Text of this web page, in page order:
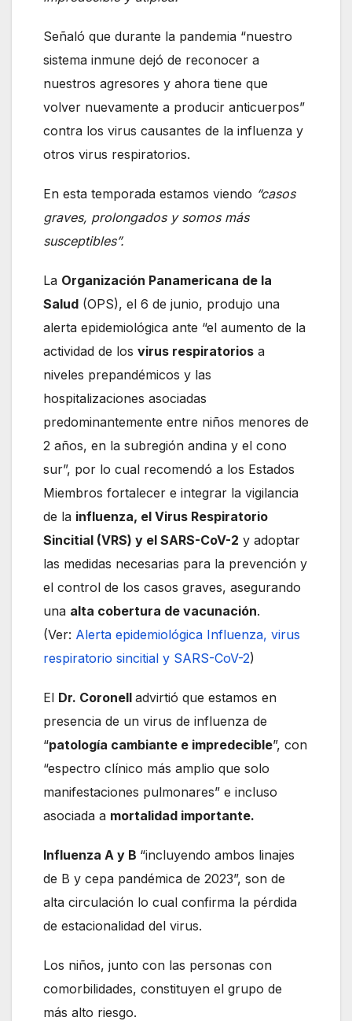
Señaló que durante la pandemia “nuestro
sistema inmune dejó de reconocer a
nuestros agresores y ahora tiene que
volver nuevamente a producir anticuerpos”
contra los virus causantes de la influenza y
otros virus respiratorios.
En esta temporada estamos viendo “casos
graves, prolongados y somos más
susceptibles”.
La Organización Panamericana de la
Salud (OPS), el 6 de junio, produjo una
alerta epidemiológica ante “el aumento de la
actividad de los virus respiratorios a
niveles prepandémicos y las
hospitalizaciones asociadas
predominantemente entre niños menores de
2 años, en la subregión andina y el cono
sur”, por lo cual recomendó a los Estados
Miembros fortalecer e integrar la vigilancia
de la influenza, el Virus Respiratorio
Sincitial (VRS) y el SARS-CoV-2 y adoptar
las medidas necesarias para la prevención y
el control de los casos graves, asegurando
una alta cobertura de vacunación.
(Ver: Alerta epidemiológica Influenza, virus
respiratorio sincitial y SARS-CoV-2)
El Dr. Coronell advirtió que estamos en
presencia de un virus de influenza de
“patología cambiante e impredecible”, con
“espectro clínico más amplio que solo
manifestaciones pulmonares” e incluso
asociada a mortalidad importante.
Influenza A y B “incluyendo ambos linajes
de B y cepa pandémica de 2023”, son de
alta circulación lo cual confirma la pérdida
de estacionalidad del virus.
Los niños, junto con las personas con
comorbilidades, constituyen el grupo de
más alto riesgo.